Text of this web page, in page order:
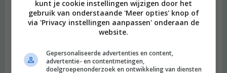
kunt je cookie instellingen wijzigen door het
gebruik van onderstaande 'Meer opties' knop of
via 'Privacy instellingen aanpassen' onderaan de
website.
Gepersonaliseerde advertenties en content,
advertentie- en contentmetingen,
doelgroepenonderzoek en ontwikkeling van diensten